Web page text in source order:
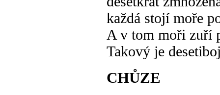
každá stojí moře
A v tom moři zuří
Takový je
CHŮZE